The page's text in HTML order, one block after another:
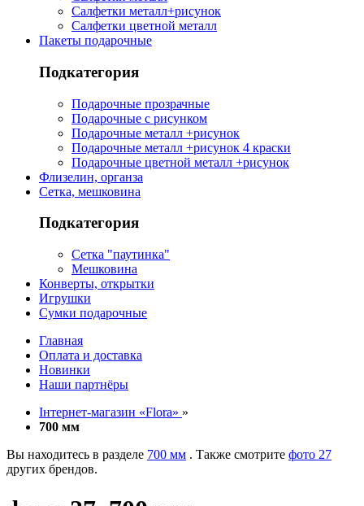
Салфетки металл+рисунок
Салфетки цветной металл
Пакеты подарочные
Подкатегория
Подарочные прозрачные
Подарочные с рисунком
Подарочные металл +рисунок
Подарочные металл +рисунок 4 краски
Подарочные цветной металл +рисунок
Флизелин, органза
Сетка, мешковина
Подкатегория
Сетка "паутинка"
Мешковина
Конверты, открытки
Игрушки
Сумки подарочные
Главная
Оплата и доставка
Новинки
Наши партнёры
Інтернет-магазин «Flora» »
700 мм
Вы находитесь в разделе 700 мм . Также смотрите фото 27
других брендов.